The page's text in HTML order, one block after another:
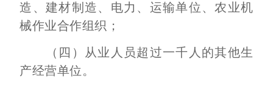
造、建材制造、电力、运输单位、农业机
械作业合作组织；
（四）从业人员超过一千人的其他生
产经营单位。